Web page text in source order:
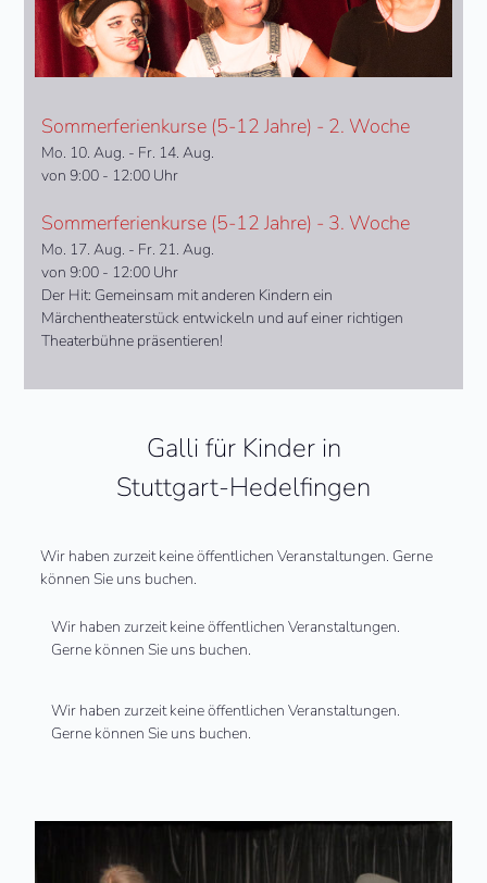
Sommerferienkurse (5-12 Jahre) - 2. Woche
Mo. 10. Aug. - Fr. 14. Aug.
von 9:00 - 12:00 Uhr
Sommerferienkurse (5-12 Jahre) - 3. Woche
Mo. 17. Aug. - Fr. 21. Aug.
von 9:00 - 12:00 Uhr
Der Hit: Gemeinsam mit anderen Kindern ein
Märchentheaterstück entwickeln und auf einer richtigen
Theaterbühne präsentieren!
Galli für Kinder in
Stuttgart-Hedelfingen
Wir haben zurzeit keine öffentlichen Veranstaltungen. Gerne
können Sie uns buchen.
Wir haben zurzeit keine öffentlichen Veranstaltungen.
Gerne können Sie uns buchen.
Wir haben zurzeit keine öffentlichen Veranstaltungen.
Gerne können Sie uns buchen.